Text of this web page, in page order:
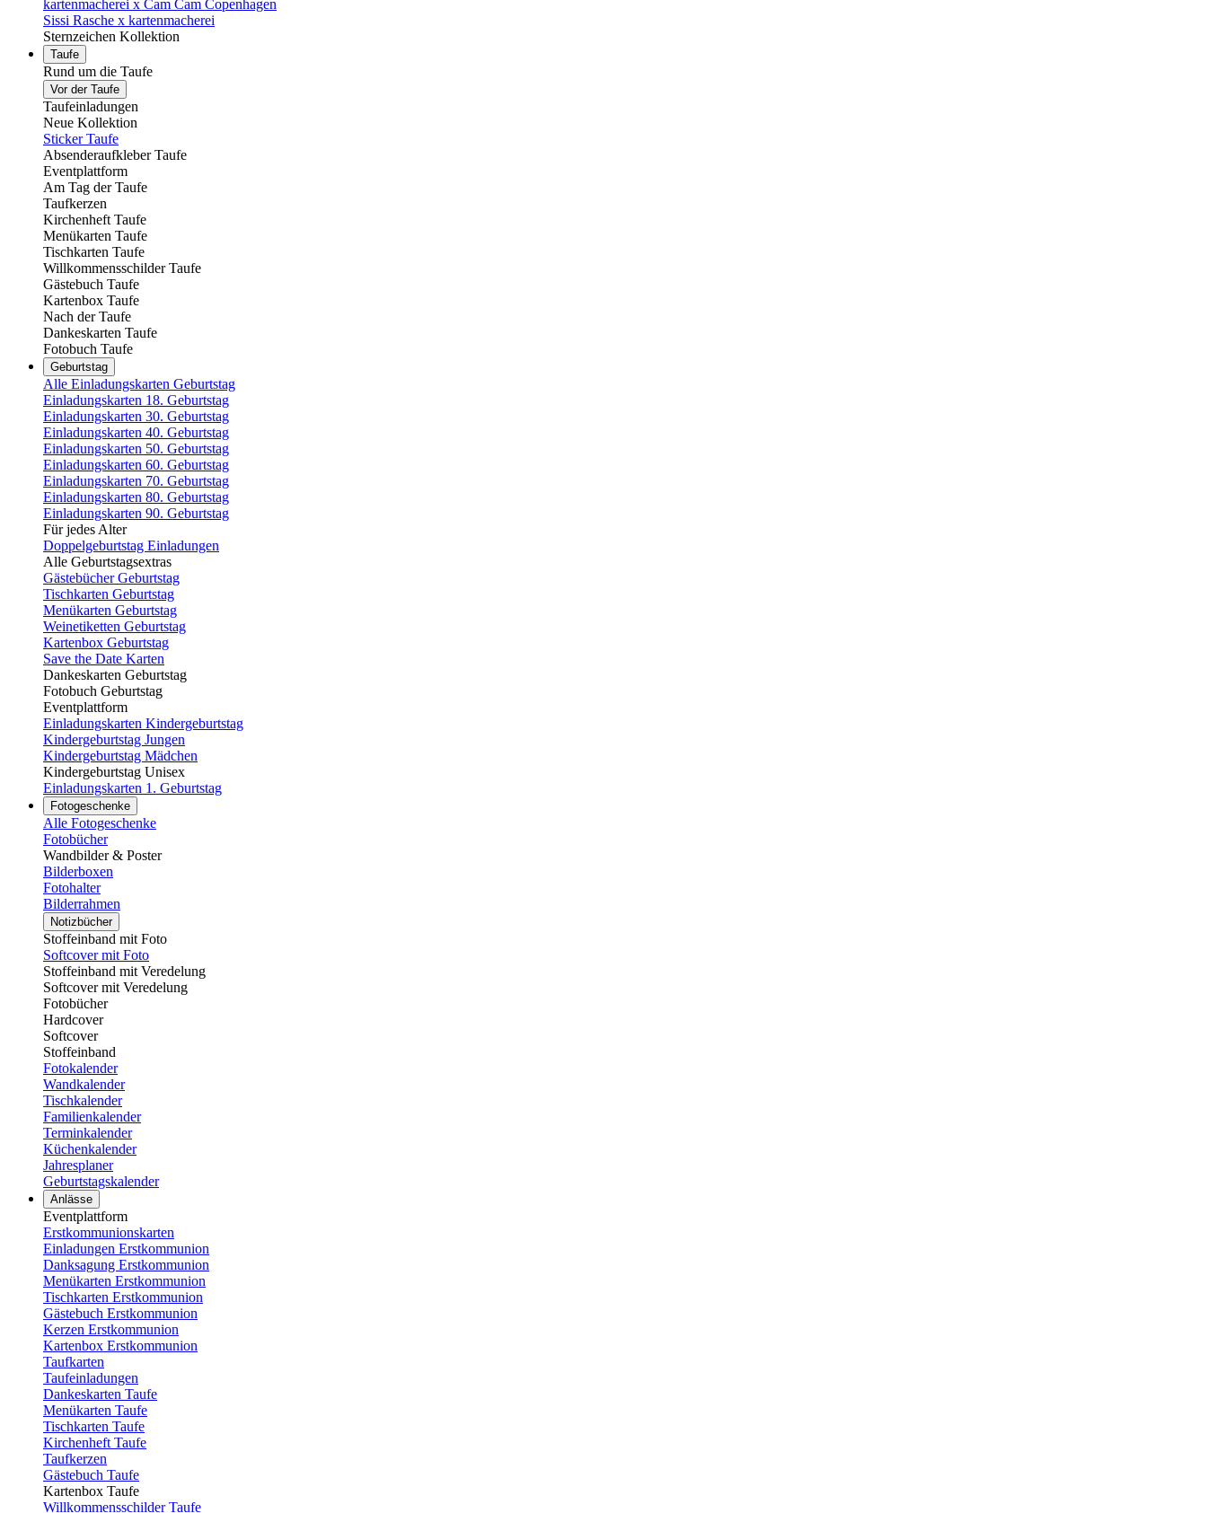
kartenmacherei x Cam Cam Copenhagen
Sissi Rasche x kartenmacherei
Sternzeichen Kollektion
Taufe
Rund um die Taufe
Vor der Taufe
Taufeinladungen
Neue Kollektion
Sticker Taufe
Absenderaufkleber Taufe
Eventplattform
Am Tag der Taufe
Taufkerzen
Kirchenheft Taufe
Menükarten Taufe
Tischkarten Taufe
Willkommensschilder Taufe
Gästebuch Taufe
Kartenbox Taufe
Nach der Taufe
Dankeskarten Taufe
Fotobuch Taufe
Geburtstag
Alle Einladungskarten Geburtstag
Einladungskarten 18. Geburtstag
Einladungskarten 30. Geburtstag
Einladungskarten 40. Geburtstag
Einladungskarten 50. Geburtstag
Einladungskarten 60. Geburtstag
Einladungskarten 70. Geburtstag
Einladungskarten 80. Geburtstag
Einladungskarten 90. Geburtstag
Für jedes Alter
Doppelgeburtstag Einladungen
Alle Geburtstagsextras
Gästebücher Geburtstag
Tischkarten Geburtstag
Menükarten Geburtstag
Weinetiketten Geburtstag
Kartenbox Geburtstag
Save the Date Karten
Dankeskarten Geburtstag
Fotobuch Geburtstag
Eventplattform
Einladungskarten Kindergeburtstag
Kindergeburtstag Jungen
Kindergeburtstag Mädchen
Kindergeburtstag Unisex
Einladungskarten 1. Geburtstag
Fotogeschenke
Alle Fotogeschenke
Fotobücher
Wandbilder & Poster
Bilderboxen
Fotohalter
Bilderrahmen
Notizbücher
Stoffeinband mit Foto
Softcover mit Foto
Stoffeinband mit Veredelung
Softcover mit Veredelung
Fotobücher
Hardcover
Softcover
Stoffeinband
Fotokalender
Wandkalender
Tischkalender
Familienkalender
Terminkalender
Küchenkalender
Jahresplaner
Geburtstagskalender
Anlässe
Eventplattform
Erstkommunionskarten
Einladungen Erstkommunion
Danksagung Erstkommunion
Menükarten Erstkommunion
Tischkarten Erstkommunion
Gästebuch Erstkommunion
Kerzen Erstkommunion
Kartenbox Erstkommunion
Taufkarten
Taufeinladungen
Dankeskarten Taufe
Menükarten Taufe
Tischkarten Taufe
Kirchenheft Taufe
Taufkerzen
Gästebuch Taufe
Kartenbox Taufe
Willkommensschilder Taufe